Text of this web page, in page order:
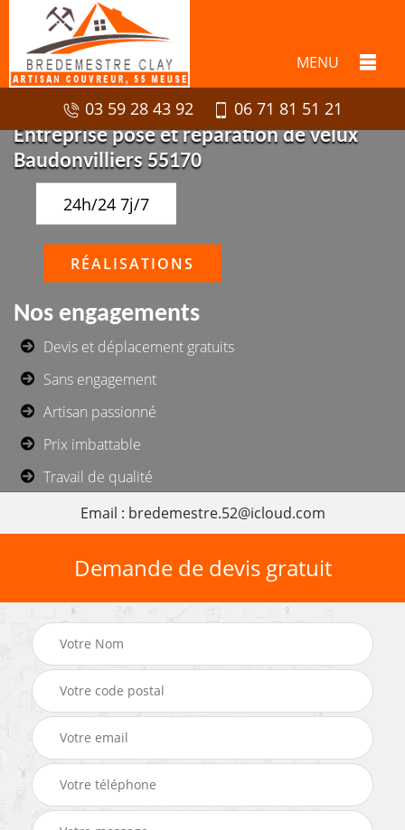
MENU
03 59 28 43 92
06 71 81 51 21
Entreprise pose et réparation de velux
Baudonvilliers 55170
24h/24 7j/7
RÉALISATIONS
Nos engagements
Devis et déplacement gratuits
Sans engagement
Artisan passionné
Prix imbattable
Travail de qualité
Email : bredemestre.52@icloud.com
Demande de devis gratuit